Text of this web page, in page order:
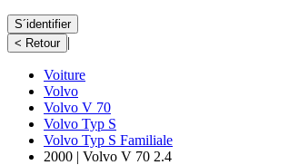
S´identifier
< Retour |
Voiture
Volvo
Volvo V 70
Volvo Typ S
Volvo Typ S Familiale
2000 | Volvo V 70 2.4